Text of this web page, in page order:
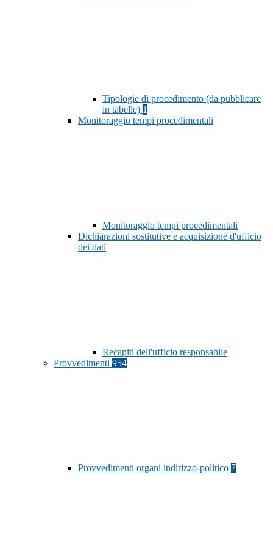
Tipologie di procedimento (da pubblicare
in tabelle) 1
Monitoraggio tempi procedimentali
Monitoraggio tempi procedimentali
Dichiarazioni sostitutive e acquisizione d'ufficio
dei dati
Recapiti dell'ufficio responsabile
Provvedimenti 954
Provvedimenti organi indirizzo-politico 7